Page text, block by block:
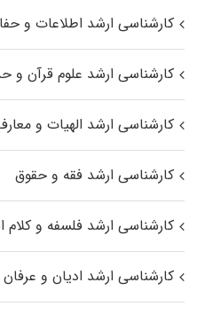
کارشناسی ارشد اطلاعات و
کارشناسی ارشد علوم قرآن و
کارشناسی ارشد الهیات و
کارشناسی ارشد فقه و حقوق
کارشناسی ارشد فلسفه و کلام
کارشناسی ارشد ادیان و